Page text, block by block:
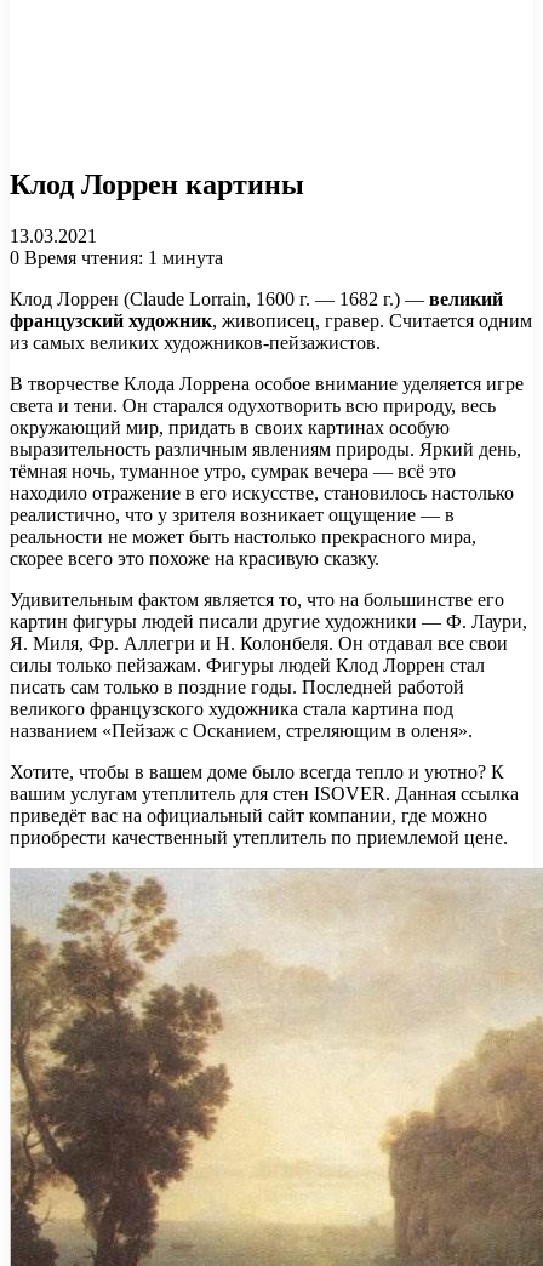
Клод Лоррен картины
13.03.2021
0 Время чтения: 1 минута
Клод Лоррен (Claude Lorrain, 1600 г. — 1682 г.) — великий
французский художник, живописец, гравер. Считается одним
из самых великих художников-пейзажистов.
В творчестве Клода Лоррена особое внимание уделяется игре
света и тени. Он старался одухотворить всю природу, весь
окружающий мир, придать в своих картинах особую
выразительность различным явлениям природы. Яркий день,
тёмная ночь, туманное утро, сумрак вечера — всё это
находило отражение в его искусстве, становилось настолько
реалистично, что у зрителя возникает ощущение — в
реальности не может быть настолько прекрасного мира,
скорее всего это похоже на красивую сказку.
Удивительным фактом является то, что на большинстве его
картин фигуры людей писали другие художники — Ф. Лаури,
Я. Миля, Фр. Аллегри и Н. Колонбеля. Он отдавал все свои
силы только пейзажам. Фигуры людей Клод Лоррен стал
писать сам только в поздние годы. Последней работой
великого французского художника стала картина под
названием «Пейзаж с Осканием, стреляющим в оленя».
Хотите, чтобы в вашем доме было всегда тепло и уютно? К
вашим услугам утеплитель для стен ISOVER. Данная ссылка
приведёт вас на официальный сайт компании, где можно
приобрести качественный утеплитель по приемлемой цене.